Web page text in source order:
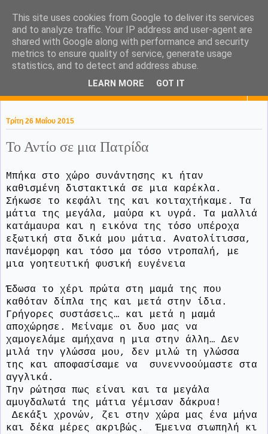
KaPa. Me without you...tea
without a biscuit!
Τρίτη 26 Μαΐου 2015
Το Αντίο σε μια Πατρίδα
Μπήκα στο χώρο συνάντησης κι ήταν
καθισμένη διστακτικά σε μια καρέκλα.
Σήκωσε το κεφάλι της και κοιταχτήκαμε. Τα
μάτια της μεγάλα, μαύρα κι υγρά. Τα μαλλιά
κατάμαυρα και η εικόνα της τόσο υπέροχα
εξωτική στα δικά μου μάτια. Ανατολίτισσα,
πανέμορφη και τόσο μα τόσο ντροπαλή, με
μια γοητευτική φυσική ευγένεια
Έδωσα το χέρι πρώτα στη μαμά της που
καθόταν δίπλα της και μετά στην ίδια.
Γρήγορες συστάσεις… και μετά η μαμά
αποχώρησε. Μείναμε οι δυο μας να
χαμογελάμε αμήχανα η μια στην άλλη… Δεν
μιλά την γλώσσα μου, δεν μιλώ τη γλώσσα
της και αποφασίσαμε να
συνεννοούμαστε στα
αγγλικά.
Την ρώτησα πως είναι και τα μεγάλα
αμυγδαλωτά της μάτια γέμισαν δάκρυα!
Δεκάξι χρονών, ζει στην χώρα μας ένα μήνα
και δέκα μέρες ακριβώς.
Έμεινα σιωπηλή κι
This site uses cookies from Google to deliver its services
and to analyze traffic. Your IP address and user-agent are
shared with Google along with performance and security
metrics to ensure quality of service, generate usage
statistics, and to detect and address abuse.
LEARN MORE GOT IT